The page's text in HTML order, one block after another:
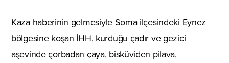
Kaza haberinin gelmesiyle Soma ilçesindeki Eynez
bölgesine koşan İHH, kurduğu çadır ve gezici
aşevinde çorbadan çaya, bisküviden pilava,